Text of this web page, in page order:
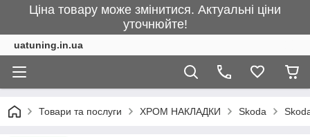
Ціна товару може змінитися. Актуальні ціни
уточнюйте!
uatuning.in.ua
Товари та послуги ХРОМ НАКЛАДКИ Skoda